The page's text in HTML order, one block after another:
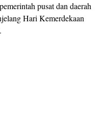
pusat dan daerah
Hari Kemerdekaan